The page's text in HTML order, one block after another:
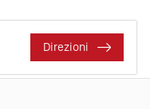
Direzioni